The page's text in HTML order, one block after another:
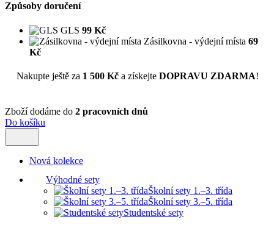
Způsoby doručení
GLS 99 Kč
Zásilkovna - výdejní místa 69
Kč
Nakupte ještě za 1 500 Kč a získejte DOPRAVU ZDARMA!
Zboží dodáme do 2 pracovních dnů
Do košíku
Nová kolekce
Výhodné sety
Školní sety 1.–3. třída
Školní sety 3.–5. třída
Studentské sety